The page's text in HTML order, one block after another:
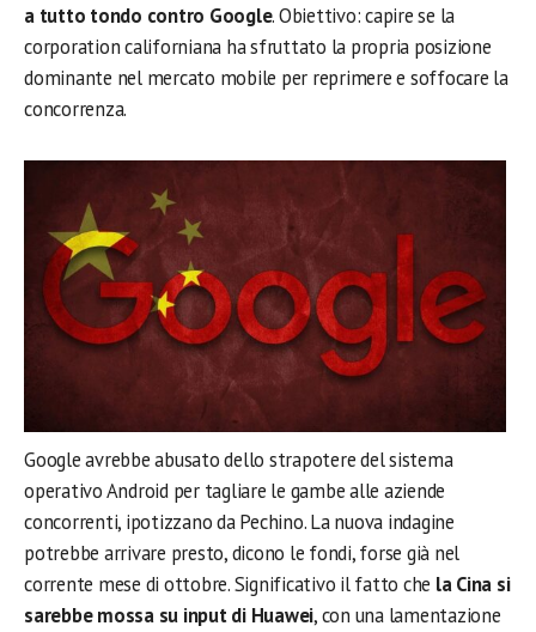
a tutto tondo contro Google. Obiettivo: capire se la
corporation californiana ha sfruttato la propria posizione
dominante nel mercato mobile per reprimere e soffocare la
concorrenza.
Google avrebbe abusato dello strapotere del sistema
operativo Android per tagliare le gambe alle aziende
concorrenti, ipotizzano da Pechino. La nuova indagine
potrebbe arrivare presto, dicono le fondi, forse già nel
corrente mese di ottobre. Significativo il fatto che la Cina si
sarebbe mossa su input di Huawei, con una lamentazione